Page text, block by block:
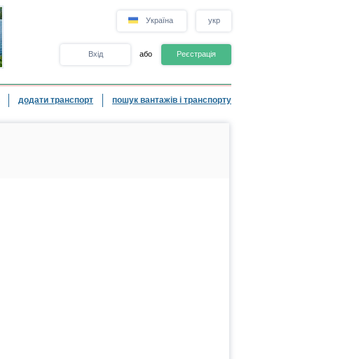
Україна укр
Вхід або Реєстрація
додати транспорт пошук вантажів і транспорту